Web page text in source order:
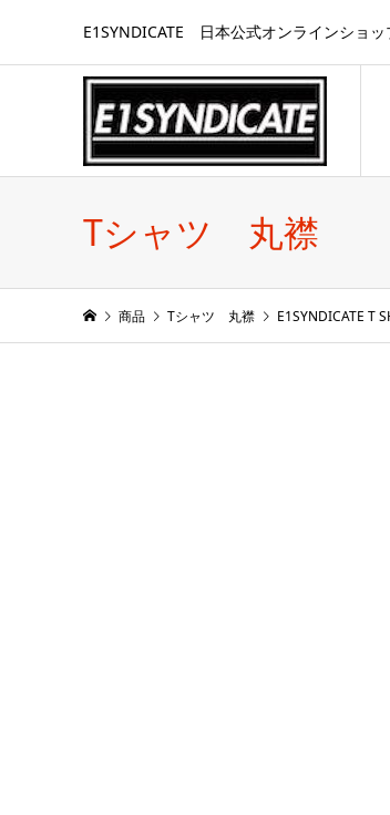
E1SYNDICATE 日本公式オンラインショッ
Tシャツ 丸襟
商品 Tシャツ 丸襟 E1SYNDICATE T